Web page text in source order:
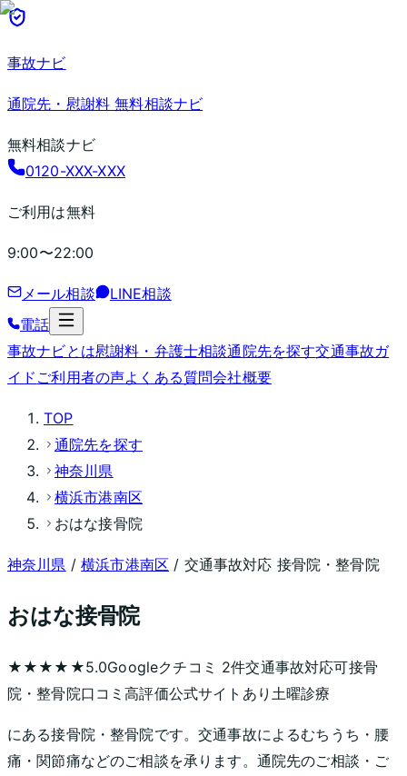
事故ナビ
通院先・慰謝料 無料相談ナビ
無料相談ナビ
0120-XXX-XXX
ご利用は無料
9:00〜22:00
メール相談
LINE相談
電話
事故ナビとは慰謝料・弁護士相談通院先を探す交通事故ガ
イド ご利用者の声よくある質問会社概要
TOP
通院先を探す
神奈川県
横浜市港南区
おはな接骨院
神奈川県 /横浜市港南区 / 交通事故対応 接骨院・整骨院
おはな接骨院
★★★★★5.0Googleクチコミ 2件交通事故対応可接骨
院・整骨院口コミ高評価公式サイトあり 土曜診療
にある接骨院・整骨院です。交通事故によるむちうち・腰
痛・関節痛などのご相談を承ります。通院先のご相談・ご